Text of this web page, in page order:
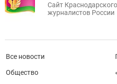
Сайт
журналистов России
Все новости
Общество